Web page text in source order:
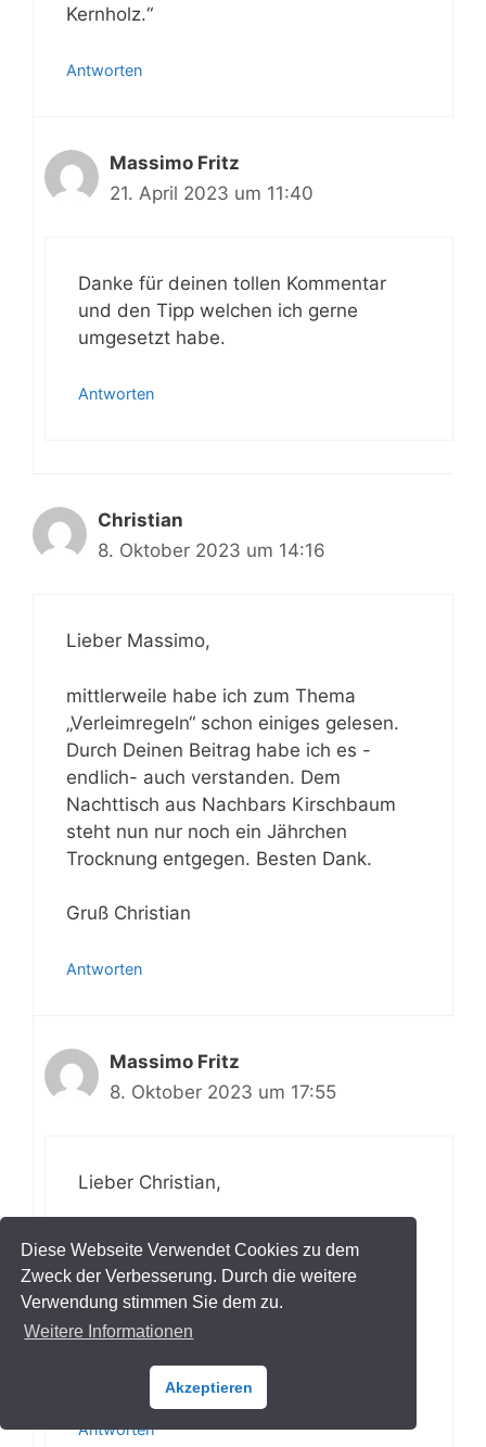
Kernholz.“
Antworten
Massimo Fritz
21. April 2023 um 11:40
Danke für deinen tollen Kommentar
und den Tipp welchen ich gerne
umgesetzt habe.
Antworten
Christian
8. Oktober 2023 um 14:16
Lieber Massimo,
mittlerweile habe ich zum Thema
„Verleimregeln“ schon einiges gelesen.
Durch Deinen Beitrag habe ich es -
endlich- auch verstanden. Dem
Nachttisch aus Nachbars Kirschbaum
steht nun nur noch ein Jährchen
Trocknung entgegen. Besten Dank.
Gruß Christian
Antworten
Massimo Fritz
8. Oktober 2023 um 17:55
Lieber Christian,
Thema „Verleimregeln“ weitergeholfen
hat.
Viel Spaß beim bau des Nachttisches.
Gruß Massimo
Antworten
Diese Webseite Verwendet Cookies zu dem
Zweck der Verbesserung. Durch die weitere
Verwendung stimmen Sie dem zu.
Weitere Informationen
Akzeptieren